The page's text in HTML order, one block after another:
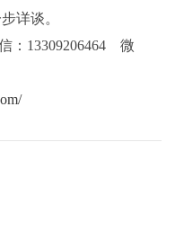
详谈。
：13309206464 微